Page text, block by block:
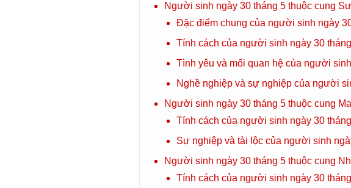
Người sinh ngày 30 tháng 5 thuộc cung
Đặc điểm chung của người sinh ngày
Tính cách của người sinh ngày 30
Tình yêu và mối quan hệ của người
Nghề nghiệp và sự nghiệp của người
Người sinh ngày 30 tháng 5 thuộc cung
Tính cách của người sinh ngày 30
Sự nghiệp và tài lộc của người sinh
Người sinh ngày 30 tháng 5 thuộc cung
Tính cách của người sinh ngày 30